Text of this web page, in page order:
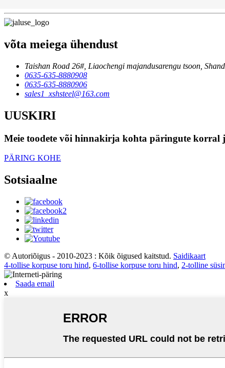
võta meiega ühendust
Taishan Road 26#, Liaochengi majandusarengu tsoon,
0635-635-8880908
0635-635-8880906
sales1_xshsteel@163.com
UUSKIRI
Meie toodete või hinnakirja kohta päringute korral
PÄRING KOHE
Sotsiaalne
© Autoriõigus - 2010-2023 : Kõik õigused kaitstud. Saidikaart
4-tollise korpuse toru hind, 6-tollise korpuse toru hind, 2-tolline
Saada email
x